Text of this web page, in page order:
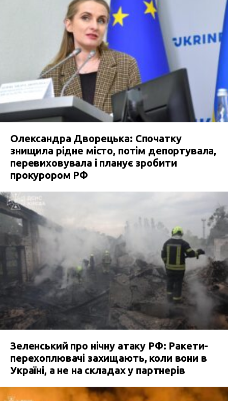
Олександра Дворецька: Спочатку
знищила рідне місто, потім депортувала,
перевиховувала і планує зробити
прокурором РФ
Зеленський про нічну атаку РФ: Ракети-
перехоплювачі захищають, коли вони в
Україні, а не на складах у партнерів